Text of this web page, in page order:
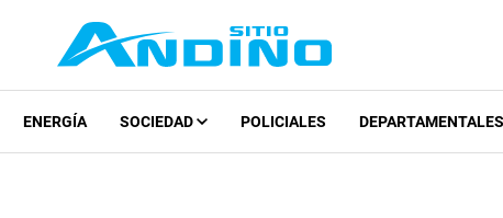
ENERGÍA SOCIEDAD POLICIALES DEPARTAMENTALES